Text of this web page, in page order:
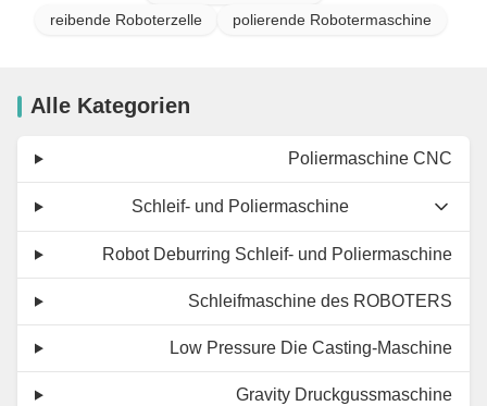
reibende Roboterzelle
polierende Robotermaschine
Alle Kategorien
Poliermaschine CNC
Schleif- und Poliermaschine
Robot Deburring Schleif- und Poliermaschine
Schleifmaschine des ROBOTERS
Low Pressure Die Casting-Maschine
Gravity Druckgussmaschine